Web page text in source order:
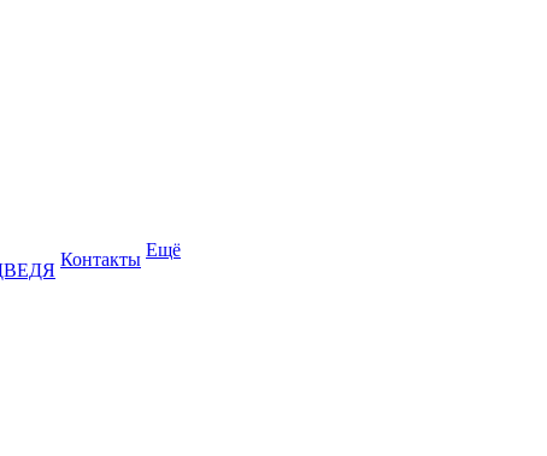
Контакты Ещё